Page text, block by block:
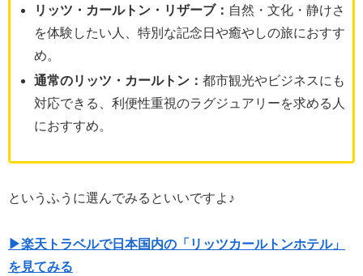
リッツ・カールトン・リザーブ： 自然・文化・静けさ
を体験したい人、特別な記念日や癒やしの旅におすす
め。
通常のリッツ・カールトン：都市観光やビジネスにも
対応できる、利便性重視のラグジュアリーを求める人
におすすめ。
というふうに選んでみるといいですよ♪
▶楽天トラベルで日本国内の「リッツカールトンホテル」
を見てみる